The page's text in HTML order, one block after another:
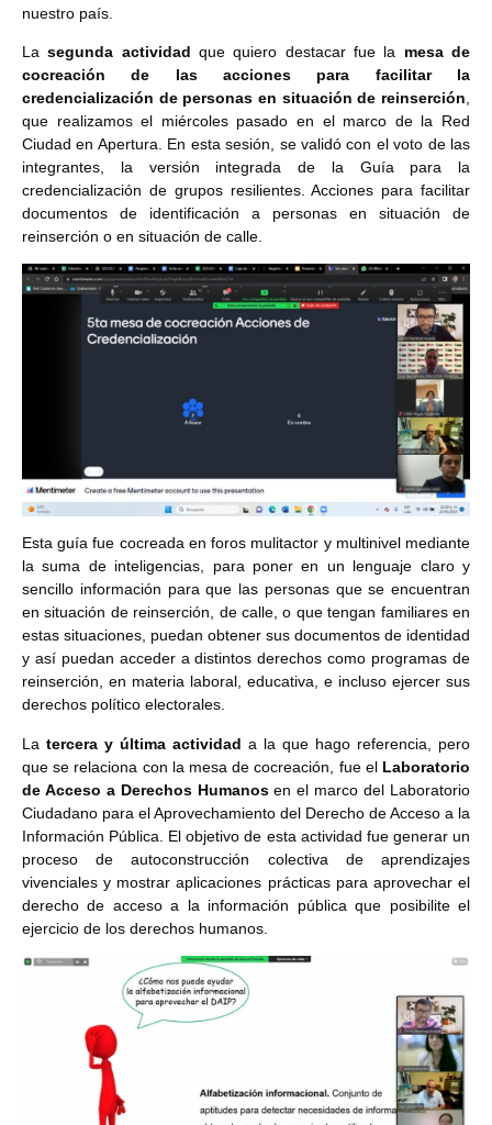
nuestro país.
Lasegunda actividad que quiero destacar fue la mesa de
cocreación de las acciones para facilitar la
credencialización de personas en situación de reinserción
que realizamos el miércoles pasado en el marco de la Red
Ciudad en Apertura. En esta sesión, se validó con el voto de las
integrantes, la versión integrada de la Guía para la
credencialización de grupos resilientes. Acciones para facilitar
documentos de identificación a personas en situación de
reinserción o en situación de calle.
Esta guía fue cocreada en foros mulitactor y multinivel mediante
la suma de inteligencias, para poner en un lenguaje claro y
sencillo información para que las personas que se encuentran
en situación de reinserción, de calle, o que tengan familiares en
estas situaciones, puedan obtener sus documentos de identidad
y así puedan acceder a distintos derechos como programas de
reinserción, en materia laboral, educativa, e incluso ejercer sus
derechos político electorales.
La tercera y última actividad a la que hago referencia, pero
que se relaciona con la mesa de cocreación, fue el Laboratorio
de Acceso a Derechos Humanosen el marco del Laboratorio
Ciudadano para el Aprovechamiento del Derecho de Acceso a la
Información Pública. El objetivo de esta actividad fue generar un
proceso de autoconstrucción colectiva de aprendizajes
vivenciales y mostrar aplicaciones prácticas para aprovechar el
derecho de acceso a la información pública que posibilite el
ejercicio de los derechos humanos.